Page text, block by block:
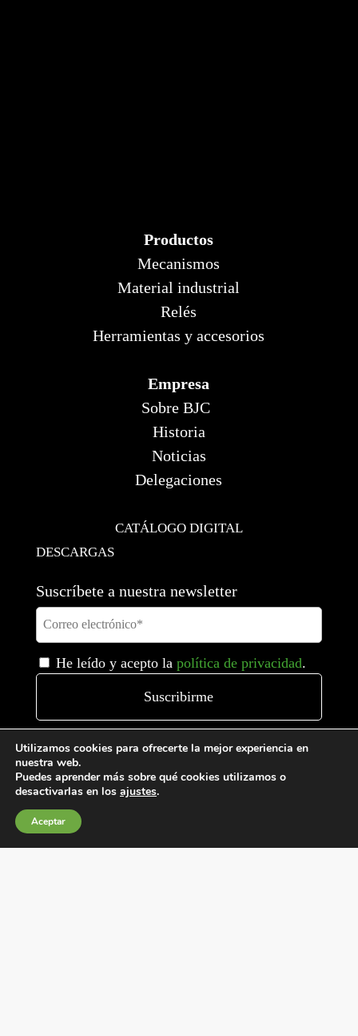
Productos
Mecanismos
Material industrial
Relés
Herramientas y accesorios
Empresa
Sobre BJC
Historia
Noticias
Delegaciones
CATÁLOGO DIGITAL
DESCARGAS
Suscríbete a nuestra newsletter
He leído y acepto la política de privacidad.
Condiciones generales de venta
Utilizamos cookies para ofrecerte la mejor experiencia en
nuestra web.
Puedes aprender más sobre qué cookies utilizamos o
desactivarlas en los ajustes.
Aceptar